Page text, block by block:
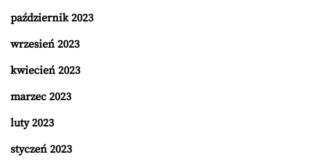
październik 2023
wrzesień 2023
kwiecień 2023
marzec 2023
luty 2023
styczeń 2023